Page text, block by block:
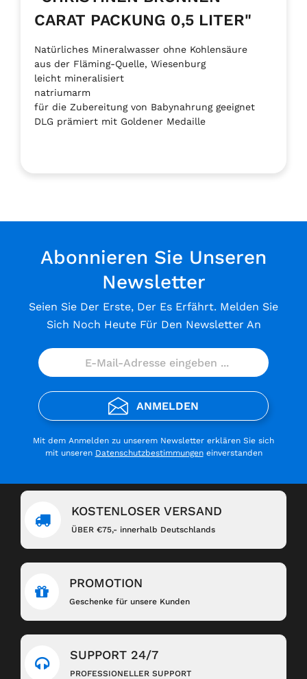
CARAT PACKUNG 0,5 LITER"
Natürliches Mineralwasser ohne Kohlensäure
aus der Fläming-Quelle, Wiesenburg
leicht mineralisiert
natriumarm
für die Zubereitung von Babynahrung geeignet
DLG prämiert mit Goldener Medaille
Abonnieren Sie Unseren
Newsletter
Seien Sie Der Erste, Der Es Erfährt. Melden Sie
Sich Noch Heute Für Den Newsletter An
ANMELDEN
Mit dem Anmelden zu unserem Newsletter erklären Sie sich
mit unseren Datenschutzbestimmungeneinverstanden
KOSTENLOSER VERSAND
ÜBER €75,- innerhalb Deutschlands
PROMOTION
Geschenke für unsere Kunden
SUPPORT 24/7
PROFESSIONELLER SUPPORT